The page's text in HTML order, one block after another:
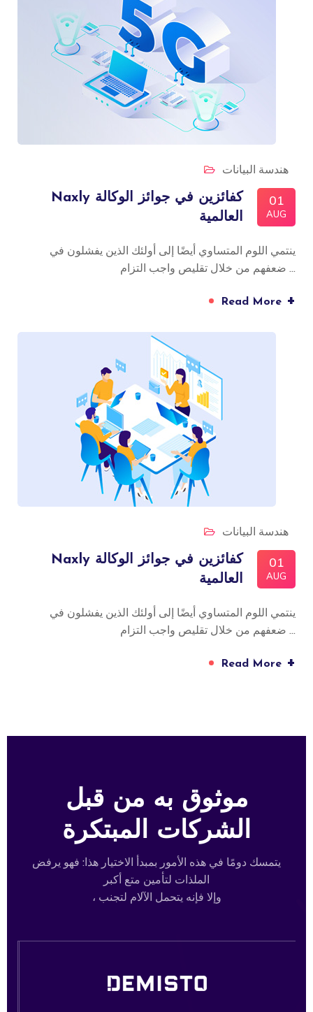
هندسة البيانات
01
AUG
Naxly كفائزين في جوائز الوكالة
العالمية
ينتمي اللوم المتساوي أيضًا إلى أولئك الذين يفشلون في
ضعفهم من خلال تقليص واجب التزام ...
Read More +
هندسة البيانات
01
AUG
Naxly كفائزين في جوائز الوكالة
العالمية
ينتمي اللوم المتساوي أيضًا إلى أولئك الذين يفشلون في
ضعفهم من خلال تقليص واجب التزام ...
Read More +
موثوق به من قبل
الشركات المبتكرة
يتمسك دومًا في هذه الأمور بمبدأ الاختيار هذا: فهو يرفض
الملذات لتأمين متع أكبر
، وإلا فإنه يتحمل الآلام لتجنب